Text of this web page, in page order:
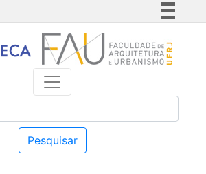
Simplifique!
Comunica BR
Acesso à informação
Pesquisar